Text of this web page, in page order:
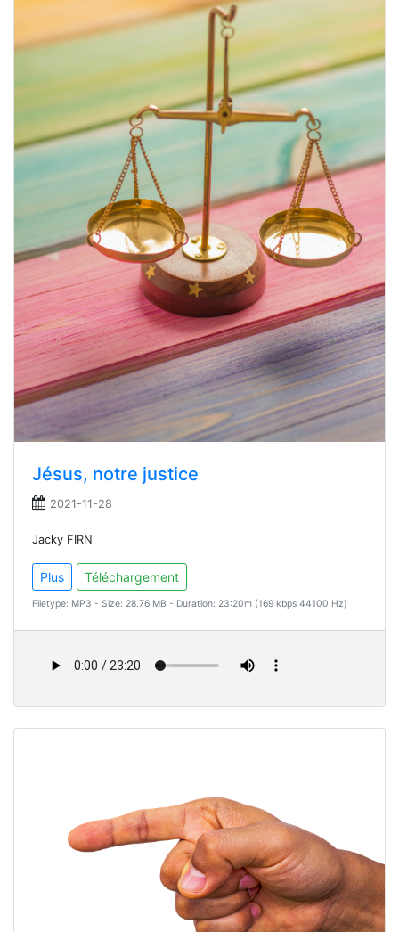
Jésus, notre justice
2021-11-28
Jacky FIRN
Plus Téléchargement
Filetype: MP3 - Size: 28.76 MB - Duration: 23:20m (169 kbps 44100 Hz)